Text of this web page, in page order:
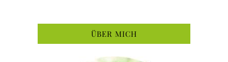
ÜBER MICH